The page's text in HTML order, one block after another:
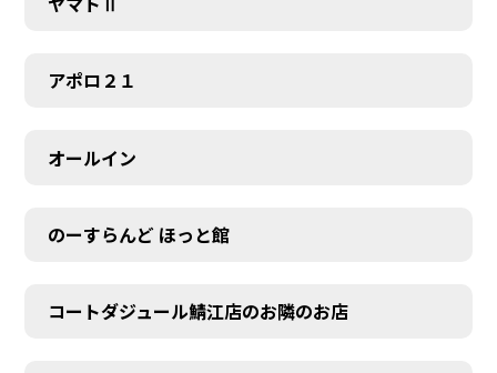
アポロ２１
オールイン
のーすらんど ほっと館
コートダジュール鯖江店のお隣のお店